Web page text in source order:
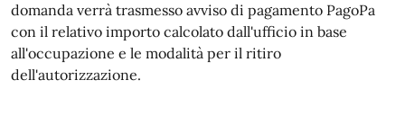
domanda verrà trasmesso avviso di pagamento PagoPa
con il relativo importo calcolato dall'ufficio in base
all'occupazione e le modalità per il ritiro
dell'autorizzazione.